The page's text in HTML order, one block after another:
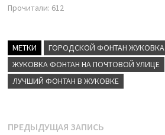
Прочитали: 612
МЕТКИ ГОРОДСКОЙ ФОНТАН ЖУКОВКА
ЖУКОВКА ФОНТАН НА ПОЧТОВОЙ УЛИЦЕ
ЛУЧШИЙ ФОНТАН В ЖУКОВКЕ
Навигация
ПРЕДЫДУЩАЯ ЗАПИСЬПредыдущая